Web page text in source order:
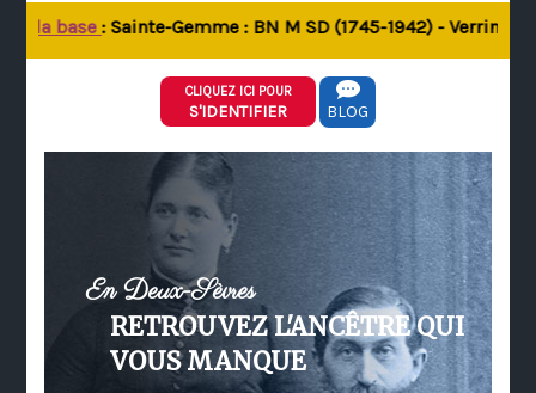
la base: Sainte-Gemme : BN M SD (1745-1942) - Verrines-
CLIQUEZ ICI POUR
S'IDENTIFIER BLOG
En Deux-Sèvres
RETROUVEZ L'ANCÊTRE QUI
VOUS MANQUE